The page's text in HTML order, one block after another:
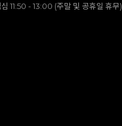
11:50 - 13:00 (주말 및 공휴일 휴무)